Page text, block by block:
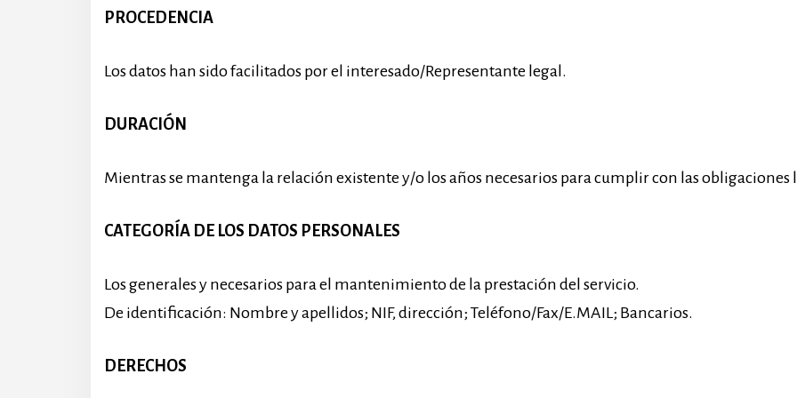
PROCEDENCIA
Los datos han sido facilitados por el interesado/Representante legal.
DURACIÓN
Mientras se mantenga la relación existente y/o los años necesarios para cumplir con las obligaciones
CATEGORÍA DE LOS DATOS PERSONALES
Los generales y necesarios para el mantenimiento de la prestación del servicio.
De identificación: Nombre y apellidos; NIF, dirección; Teléfono/Fax/E.MAIL; Bancarios.
DERECHOS